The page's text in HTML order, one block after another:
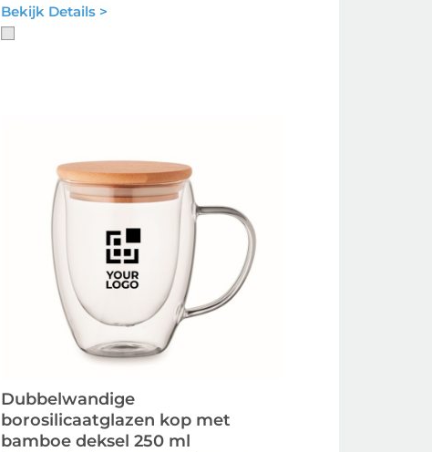
Bekijk Details >
Dubbelwandige
borosilicaatglazen kop met
bamboe deksel 250 ml